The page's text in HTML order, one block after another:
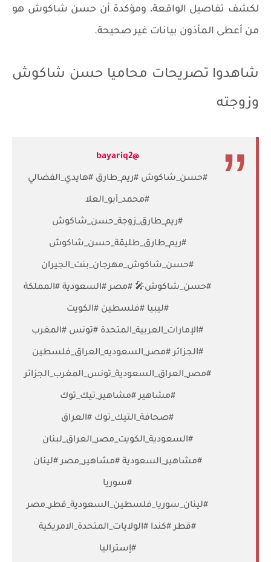
لكشف تفاصيل الواقعة، ومؤكدة أن حسن شاكوش هو
من أعطى المأذون بيانات غير صحيحة.
شاهدوا تصريحات محاميا حسن شاكوش
وزوجته
@bayariq2
#حسن_شاكوش #ريم_طارق #هايدي_الفضالي
#محمد_أبو_العلا
#ريم_طارق_زوجة_حسن_شاكوش
#ريم_طارق_طليقة_حسن_شاكوش
#حسن_شاكوش_مهرجان_بنت_الجيران
#حسن_شاكوش🎤 #مصر #السعودية #المملكة
#ليبيا #فلسطين #الكويت
#الإمارات_العربية_المتحدة #تونس #المغرب
#الجزائر #مصر_السعوديه_العراق_فلسطين
#مصر_العراق_السعودية_تونس_المغرب_الجزائر
#مشاهير #مشاهير_تيك_توك
#صحافة_التيك_توك #العراق
#السعودية_الكويت_مصر_العراق_لبنان
#مشاهير_السعودية #مشاهير_مصر #لينان
#سوريا
#لينان_سوريا_فلسطين_السعودية_قطر_مصر
#قطر #كندا #الولايات_المتحدة_الامريكية
#إستراليا